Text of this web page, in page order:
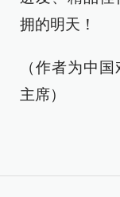
拥的明天！
（作者为中
主席）